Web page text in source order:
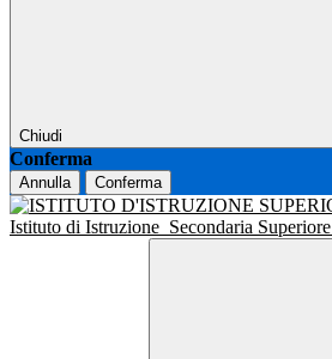
Chiudi
Conferma
Annulla Conferma
Istituto di Istruzione Secondaria Superiore